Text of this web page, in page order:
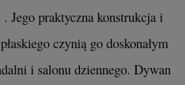
Jego praktyczna konstrukcja i
czynią go doskonałym
i salonu dziennego. Dywan